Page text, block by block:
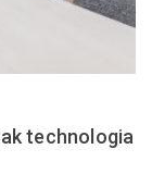
technologia